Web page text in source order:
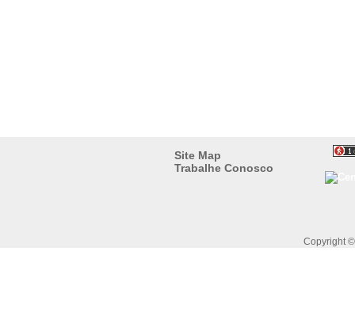
Copyright
Site Map
Trabalhe Conosco